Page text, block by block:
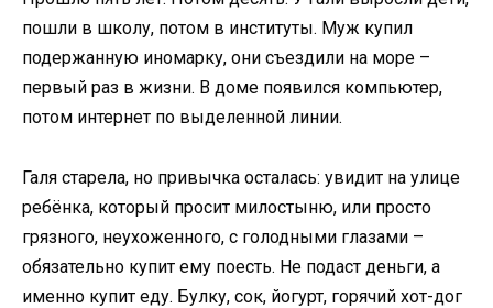
пошли в школу, потом в институты. Муж купил
подержанную иномарку, они съездили на море –
первый раз в жизни. В доме появился компьютер,
потом интернет по выделенной линии.
Галя старела, но привычка осталась: увидит на улице
ребёнка, который просит милостыню, или просто
грязного, неухоженного, с голодными глазами –
обязательно купит ему поесть. Не подаст деньги, а
именно купит еду. Булку, сок, йогурт, горячий хот-дог